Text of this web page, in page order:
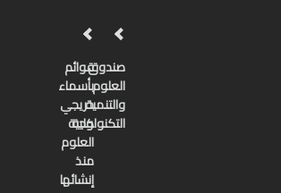
صندوق
العلوم
والتنمية
التكنولوجية
قوائم
بأسماء
خريجي
كلية
العلوم
منذ
إنشائها